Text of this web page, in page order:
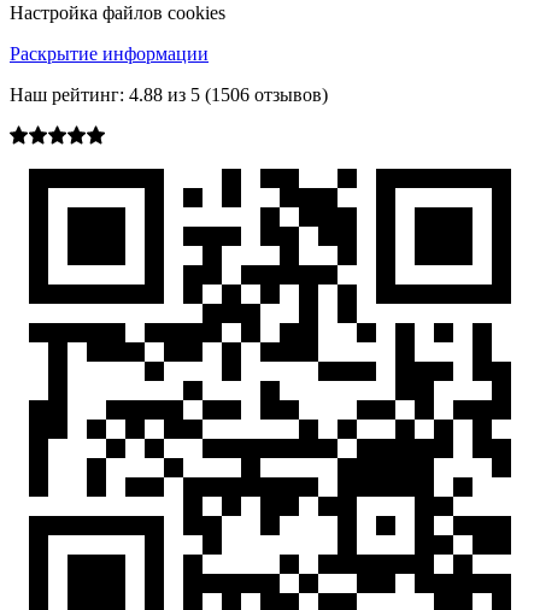
Настройка файлов cookies
Раскрытие информации
Наш рейтинг: 4.88 из 5 (1506 отзывов)